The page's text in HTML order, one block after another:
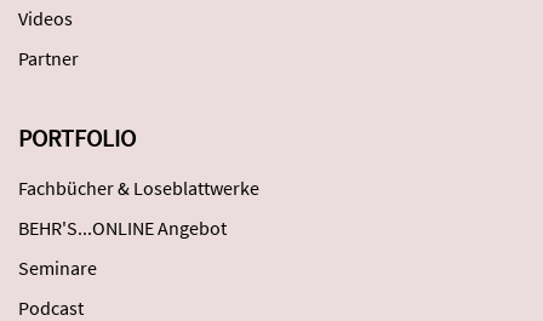
Videos
Partner
PORTFOLIO
Fachbücher & Loseblattwerke
BEHR'S...ONLINE Angebot
Seminare
Podcast